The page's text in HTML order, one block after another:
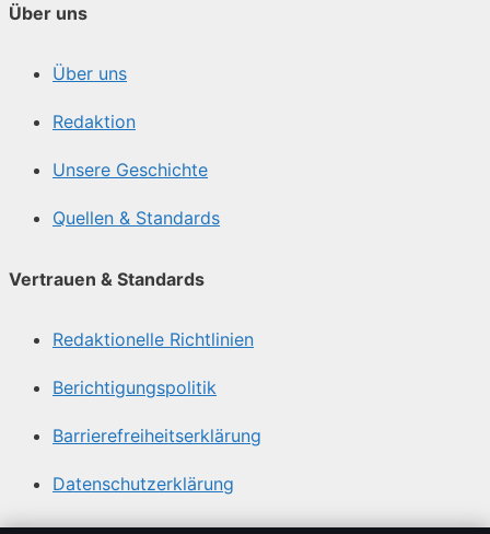
Über uns
Über uns
Redaktion
Unsere Geschichte
Quellen & Standards
Vertrauen & Standards
Redaktionelle Richtlinien
Berichtigungspolitik
Barrierefreiheitserklärung
Datenschutzerklärung